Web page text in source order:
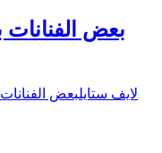
بعض الفنانات